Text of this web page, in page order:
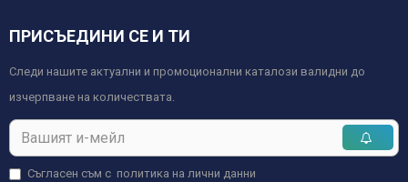
ПРИСЪЕДИНИ СЕ И ТИ
Следи нашите актуални и промоционални каталози валидни до
изчерпване на количествата.
Съгласен съм с политика на лични данни